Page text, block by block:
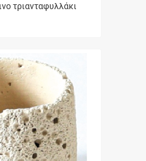
τριανταφυλλάκι